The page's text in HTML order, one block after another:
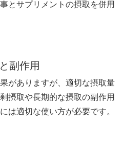
とサプリメントの摂取を併用
副作用
がありますが、適切な摂取量
摂取や長期的な摂取の副作用
は適切な使い方が必要です。